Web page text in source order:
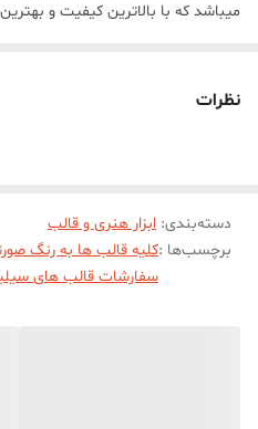
میباشد که با بالاترین کیفیت و
نظرات
دسته‌بندی: ابزار هنری و قالب
برچسب‌ها :کلیه قالب ها به رنگ
سفارشات قالب های سیلیکونی 3 الی 4 روزه